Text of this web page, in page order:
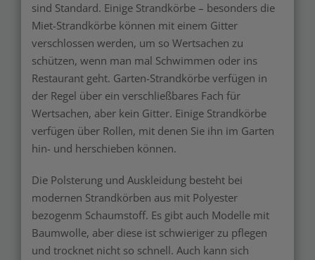
sind Standard. Einige Strandkörbe – besonders die
Miet-Strandkörbe können mit einem Gitter
verschlossen werden, um so Wertsachen zu
schützen, wenn man mal Schwimmen oder ins
Restaurant geht. Garten-Strandkörbe verfügen in
der Regel über ein verschließbares Fach für
Wertsachen, aber kein Gitter. Einige Strandkörbe
verfügen über Rollen, mit denen Sie ihn im Garten
hin- und herschieben können.
Die Polsterung und Auskleidung besteht bei
modernen Strandkörben aus mit Polyester
bezogenm Schaumstoff. Es gibt auch Modelle mit
Baumwolle, aber diese ist schwieriger zu pflegen
und trocknet nicht so schnell. Auch kann sich